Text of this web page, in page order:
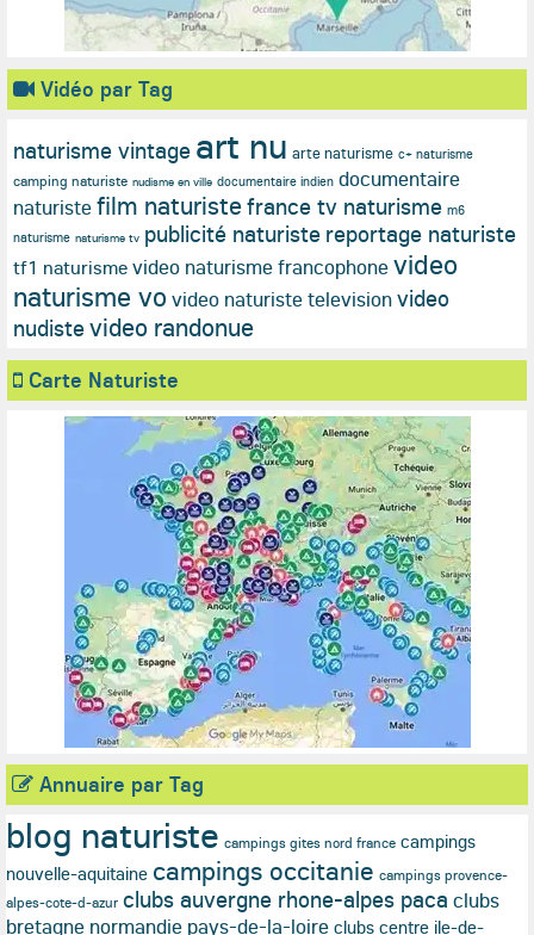
Vidéo par Tag
naturisme vintage art nu arte naturisme c+ naturisme
camping naturiste nudisme en ville documentaire indien documentaire
naturistefilm naturistefrance tv naturisme m6
naturisme naturisme tv publicité naturiste reportage naturiste
tf1 naturisme video naturisme francophonevideo
naturisme vo video naturiste televisionvideo
nudistevideo randonue
Carte Naturiste
Annuaire par Tag
blog naturiste campings gites nord france campings
nouvelle-aquitaine campings occitanie campings provence-
alpes-cote-d-azur clubs auvergne rhone-alpes paca clubs
bretagne normandie pays-de-la-loire clubs centre ile-de-